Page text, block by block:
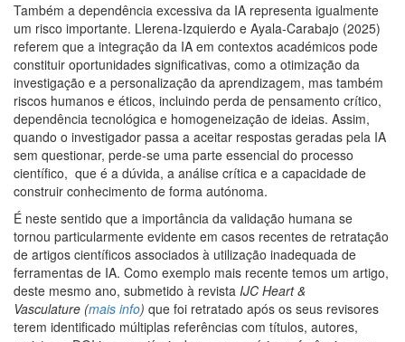
Também a dependência excessiva da IA representa igualmente
um risco importante. Llerena-Izquierdo e Ayala-Carabajo (2025)
referem que a integração da IA em contextos académicos pode
constituir oportunidades significativas, como a otimização da
investigação e a personalização da aprendizagem, mas também
riscos humanos e éticos, incluindo perda de pensamento crítico,
dependência tecnológica e homogeneização de ideias. Assim,
quando o investigador passa a aceitar respostas geradas pela IA
sem questionar, perde-se uma parte essencial do processo
científico, que é a dúvida, a análise crítica e a capacidade de
construir conhecimento de forma autónoma.
É neste sentido que a importância da validação humana se
tornou particularmente evidente em casos recentes de retratação
de artigos científicos associados à utilização inadequada de
ferramentas de IA. Como exemplo mais recente temos um artigo,
deste mesmo ano, submetido à revista IJC Heart &
Vasculature (mais info) que foi retratado após os seus revisores
terem identificado múltiplas referências com títulos, autores,